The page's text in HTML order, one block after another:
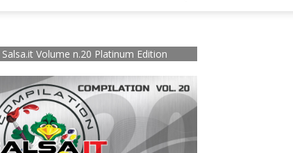
Salsa.it Volume n.20 Platinum Edition